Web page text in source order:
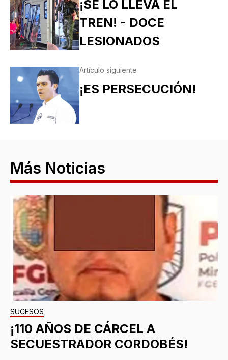
¡SE LO LLEVA EL
TREN! - DOCE
LESIONADOS
Artículo siguiente
¡ES PERSECUCIÓN!
Más Noticias
SUCESOS
¡110 AÑOS DE CÁRCEL A
SECUESTRADOR CORDOBÉS!